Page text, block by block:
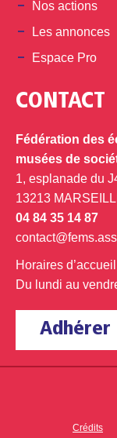
Nos actions
Les annonces
Espace Pro
CONTACT
Fédération des
musées de
1, esplanade du
13213
04 84 35 14 87
Horaires
Du lundi au
Adhérer
Crédits